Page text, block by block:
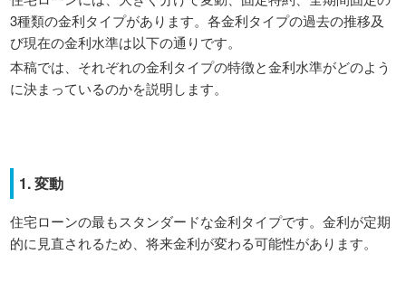
3種類の金利タイプがあります。各金利タイプの過去の推移及
び現在の金利水準は以下の通りです。
本稿では、それぞれの金利タイプの特徴と金利水準がどのよう
に決まっているのかを説明します。
1. 変動
住宅ローンの最もスタンダードな金利タイプです。金利が定期
的に見直されるため、将来金利が変わる可能性があります。